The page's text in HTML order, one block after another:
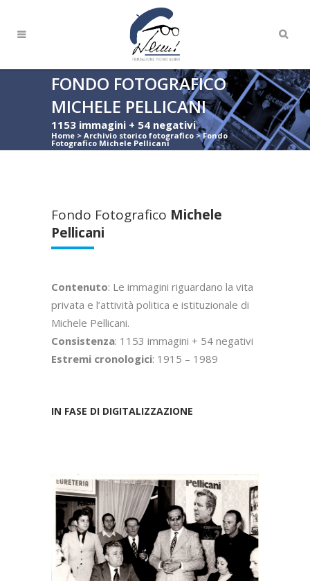
FONDO FOTOGRAFICO
MICHELE PELLICANI
1153 immagini + 54 negativi
Home > Archivio storico fotografico >Fondo
Fotografico Michele Pellicani
Fondo Fotografico Michele
Pellicani
Contenuto: Le immagini riguardano la vita
privata e l’attività politica e istituzionale di
Michele Pellicani.
Consistenza: 1153 immagini + 54 negativi
Estremi cronologici: 1915 – 1989
IN FASE DI DIGITALIZZAZIONE